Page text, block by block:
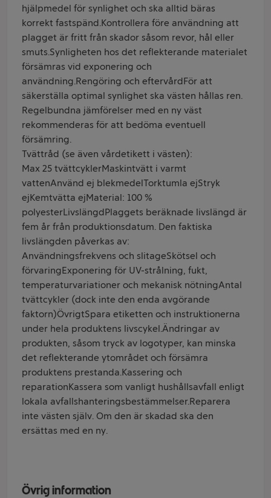
hjälpmedel för synlighet och ska alltid bäras
korrekt fastspänd.Kontrollera före användning att
plagget är fritt från skador såsom revor, hål eller
smuts.Synligheten hos det reflekterande materialet
försämras vid exponering och
användning.Rengöring och eftervårdFör att
säkerställa optimal synlighet ska västen hållas ren.
Regelbundna jämförelser med en ny väst
rekommenderas för att bedöma eventuell
försämring.
Tvättråd (se även vårdetikett i västen):
Max 25 tvättcyklerMaskintvätt i varmt
vattenAnvänd ej blekmedelTorktumla ejStryk
ejKemtvätta ejMaterial: 100 %
polyesterLivslängdPlaggets beräknade livslängd är
fem år från produktionsdatum. Den faktiska
livslängden påverkas av:
Användningsfrekvens och slitageSkötsel och
förvaringExponering för UV-strålning, fukt,
temperaturvariationer och mekanisk nötningAntal
tvättcykler (dock inte den enda avgörande
faktorn)ÖvrigtSpara etiketten och instruktionerna
under hela produktens livscykel.Ändringar av
produkten, såsom tryck av logotyper, kan minska
det reflekterande ytområdet och försämra
produktens prestanda.Kassering och
reparationKassera som vanligt hushållsavfall enligt
lokala avfallshanteringsbestämmelser.Reparera
inte västen själv. Om den är skadad ska den
ersättas med en ny.
Övrig information